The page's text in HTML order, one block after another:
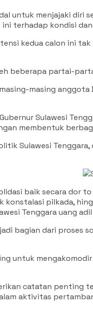
untuk menjajaki diri
terhadap kondisi
kedua calon ini
beberapa partai-
masing
Sulawesi
membentuk
Sulawesi
baik secara dor
pilkada,
Tenggara uang
bagian dari
untuk
catatan penting
aktivitas